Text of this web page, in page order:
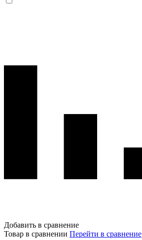
Добавить в сравнение
Товар в сравнении Перейти в сравнение